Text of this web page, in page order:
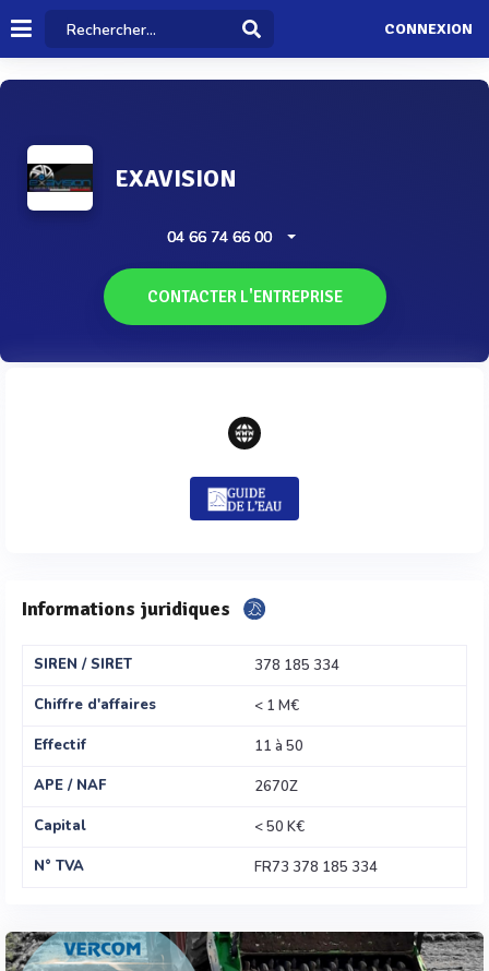
CONNEXION
EXAVISION
04 66 74 66 00
CONTACTER L'ENTREPRISE
Informations juridiques
SIREN / SIRET
378 185 334
Chiffre d'affaires
< 1 M€
Effectif
11 à 50
APE / NAF
2670Z
Capital
< 50 K€
N° TVA
FR73 378 185 334